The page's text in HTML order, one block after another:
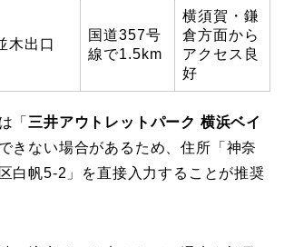
木出口
国道357号
線で1.5km
横須賀・鎌
倉方面から
アクセス良
好
「 三井アウトレットパーク 横浜ベイ
きない場合があるため、住所「神奈
白帆5-2」を直接入力することが推奨